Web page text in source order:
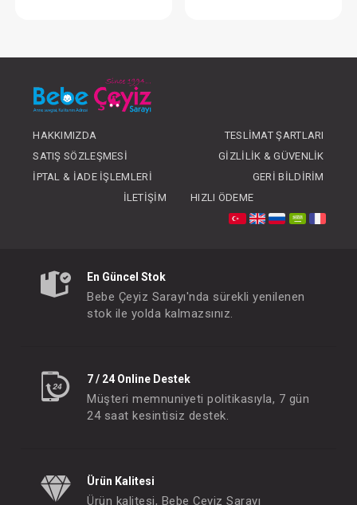
OLUNUZ
HAKKIMIZDA
TESLIMAT ŞARTLARI
SATIŞ SÖZLEŞMESI
GIZLILIK & GÜVENLIK
İPTAL & İADE İŞLEMLERI
GERI BILDIRIM
İLETIŞIM
HIZLI ÖDEME
En Güncel Stok
Bebe Çeyiz Sarayı'nda sürekli yenilenen
stok ile yolda kalmazsınız.
7 / 24 Online Destek
Müşteri memnuniyeti politikasıyla, 7 gün
24 saat kesintisiz destek.
Ürün Kalitesi
Ürün kalitesi, Bebe Çeyiz Sarayı